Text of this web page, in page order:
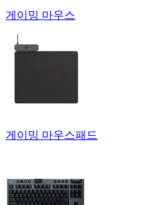
게이밍 마우스
게이밍 마우스패드